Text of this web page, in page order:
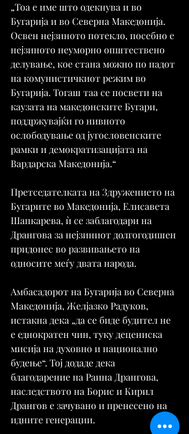
„Тоа е име што одекнува и во
Бугарија и во Северна Македонија.
Освен нејзиното потекло, посебно е
нејзиното неуморно општествено
делување, кое стана можно по падот
на комунистичкиот режим во
Бугарија. Тогаш таа се посвети на
каузата на македонските Бугари,
поддржувајќи го нивното
ослободување од југословенските
рамки и демократизацијата на
Вардарска Македонија.“
Претседателката на Здружението на
Бугарите во Македонија, Елисавета
Шапкарева, ѝ се заблагодари на
Дрангова за нејзиниот долгогодишен
придонес во развивањето на
односите меѓу двата народа.
Амбасадорот на Бугарија во Северна
Македонија, Желјазко Радуков,
истакна дека „да се биде будител не
е еднократен чин, туку децениска
мисија на духовно и национално
будење“. Тој додаде дека
благодарение на Раина Дрангова,
наследството на Борис и Кирил
Дрангов е зачувано и пренесено на
идните генерации.